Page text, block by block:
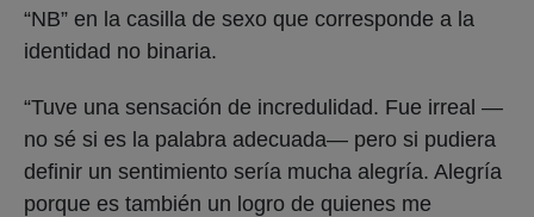
“NB” en la casilla de sexo que corresponde a la
identidad no binaria.
“Tuve una sensación de incredulidad. Fue irreal —
no sé si es la palabra adecuada— pero si pudiera
definir un sentimiento sería mucha alegría. Alegría
porque es también un logro de quienes me